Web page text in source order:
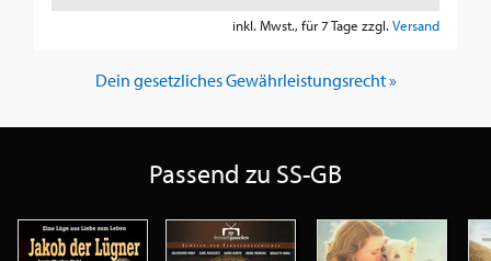
inkl. Mwst., für 7 Tage zzgl. Versand
Dein gesetzliches Gewährleistungsrecht »
Passend zu SS-GB